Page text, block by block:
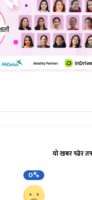
यो खबर पढेर
0%